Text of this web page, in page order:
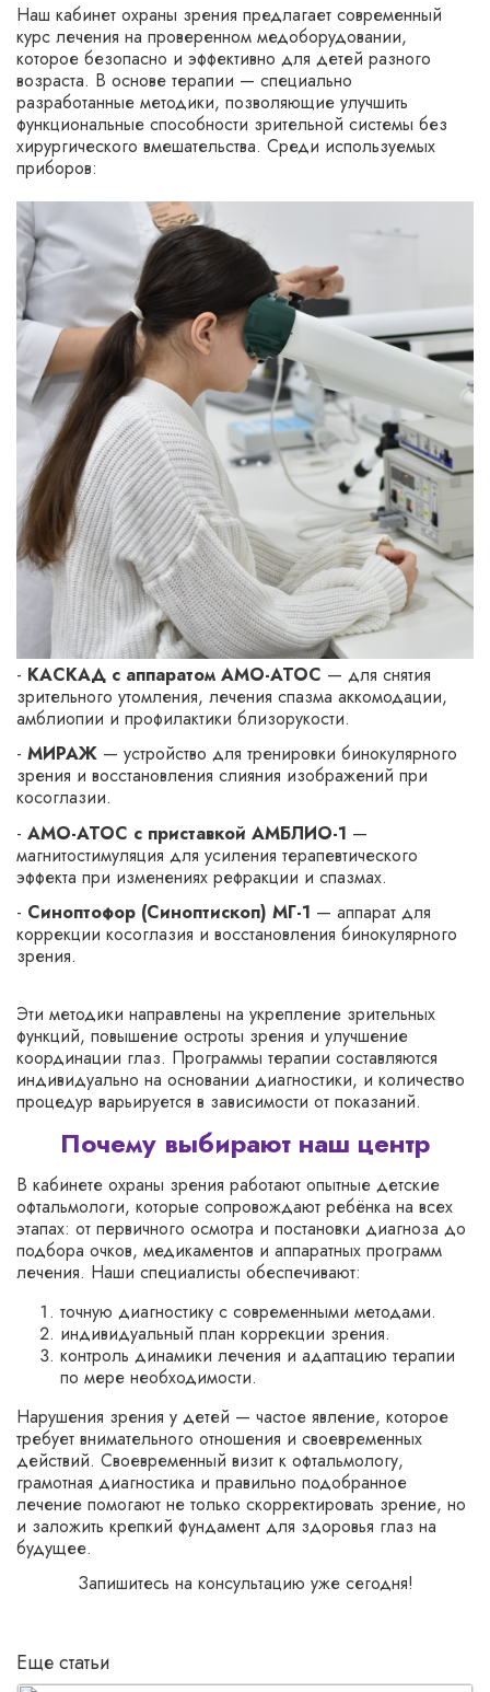
Наш кабинет охраны зрения предлагает современный
курс лечения на проверенном медоборудовании,
которое безопасно и эффективно для детей разного
возраста. В основе терапии — специально
разработанные методики, позволяющие улучшить
функциональные способности зрительной системы без
хирургического вмешательства. Среди используемых
приборов:
- КАСКАД с аппаратом АМО-АТОС — для снятия
зрительного утомления, лечения спазма аккомодации,
амблиопии и профилактики близорукости.
- МИРАЖ — устройство для тренировки бинокулярного
зрения и восстановления слияния изображений при
косоглазии.
- АМО-АТОС с приставкой АМБЛИО-1 —
магнитостимуляция для усиления терапевтического
эффекта при изменениях рефракции и спазмах.
- Синоптофор (Синоптископ) МГ-1 — аппарат для
коррекции косоглазия и восстановления бинокулярного
зрения.
Эти методики направлены на укрепление зрительных
функций, повышение остроты зрения и улучшение
координации глаз. Программы терапии составляются
индивидуально на основании диагностики, и количество
процедур варьируется в зависимости от показаний.
Почему выбирают наш центр
В кабинете охраны зрения работают опытные детские
офтальмологи, которые сопровождают ребёнка на всех
этапах: от первичного осмотра и постановки диагноза до
подбора очков, медикаментов и аппаратных программ
лечения. Наши специалисты обеспечивают:
точную диагностику с современными методами.
индивидуальный план коррекции зрения.
контроль динамики лечения и адаптацию терапии
по мере необходимости.
Нарушения зрения у детей — частое явление, которое
требует внимательного отношения и своевременных
действий. Своевременный визит к офтальмологу,
грамотная диагностика и правильно подобранное
лечение помогают не только скорректировать зрение, но
и заложить крепкий фундамент для здоровья глаз на
будущее.
Запишитесь на консультацию уже сегодня!
Еще статьи